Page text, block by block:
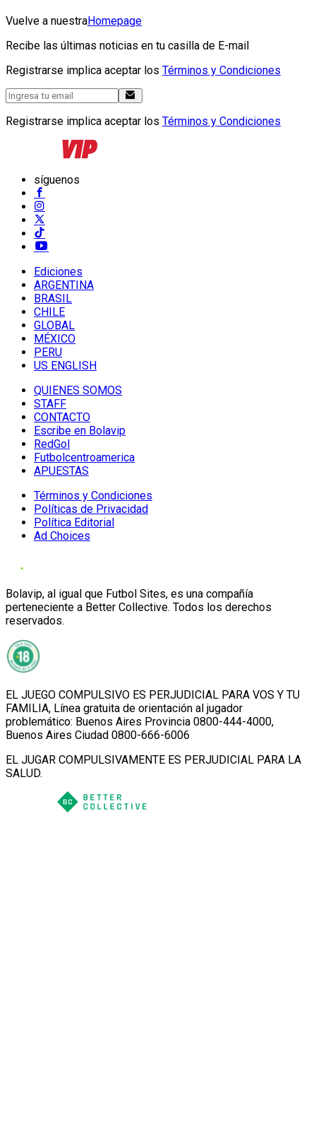
Vuelve a nuestraHomepage
Recibe las últimas noticias en tu casilla de E-mail
Registrarse implica aceptar los Términos y Condiciones
Registrarse implica aceptar los Términos y Condiciones
síguenos
Ediciones
ARGENTINA
BRASIL
CHILE
GLOBAL
MÉXICO
PERU
US ENGLISH
QUIENES SOMOS
STAFF
CONTACTO
Escribe en Bolavip
RedGol
Futbolcentroamerica
APUESTAS
Términos y Condiciones
Políticas de Privacidad
Política Editorial
Ad Choices
Bolavip, al igual que Futbol Sites, es una compañía
perteneciente a Better Collective. Todos los derechos
reservados.
EL JUEGO COMPULSIVO ES PERJUDICIAL PARA VOS Y TU
FAMILIA, Línea gratuita de orientación al jugador
problemático: Buenos Aires Provincia 0800-444-4000,
Buenos Aires Ciudad 0800-666-6006
EL JUGAR COMPULSIVAMENTE ES PERJUDICIAL PARA LA
SALUD.